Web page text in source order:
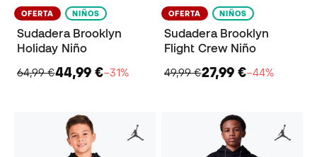
OFERTA NIÑOS
Sudadera Brooklyn
Holiday Niño
64,99 €44,99 €−31%
OFERTA NIÑOS
Sudadera Brooklyn
Flight Crew Niño
49,99 €27,99 €−44%